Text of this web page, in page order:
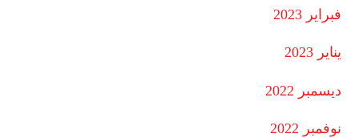
فبراير 2023
يناير 2023
ديسمبر 2022
نوفمبر 2022